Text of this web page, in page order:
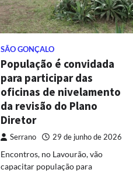
SÃO GONÇALO
População é convidada
para participar das
oficinas de nivelamento
da revisão do Plano
Diretor
Serrano 29 de junho de 2026
Encontros, no Lavourão, vão
capacitar população para